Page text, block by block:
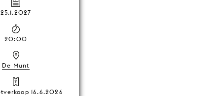
25.1.2027
20:00
De Munt
16.6.2026